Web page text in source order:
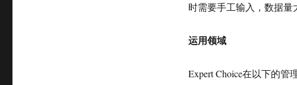
时需要手工输入，数据量
运用领域
Expert Choice在以下的管